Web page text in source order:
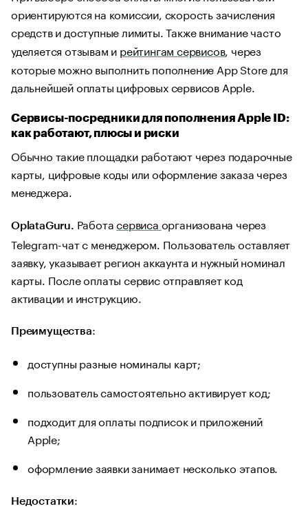
ориентируются на комиссии, скорость зачисления
средств и доступные лимиты. Также внимание часто
уделяется отзывам и рейтингам сервисов, через
которые можно выполнить пополнение App Store для
дальнейшей оплаты цифровых сервисов Apple.
Сервисы-посредники для пополнения Apple ID:
как работают, плюсы и риски
Обычно такие площадки работают через подарочные
карты, цифровые коды или оформление заказа через
менеджера.
OplataGuru. Работасервиса организована через
Telegram-чат с менеджером. Пользователь оставляет
заявку, указывает регион аккаунта и нужный номинал
карты. После оплаты сервис отправляет код
активации и инструкцию.
Преимущества:
доступны разные номиналы карт;
пользователь самостоятельно активирует код;
подходит для оплаты подписок и приложений
Apple;
оформление заявки занимает несколько этапов.
Недостатки: